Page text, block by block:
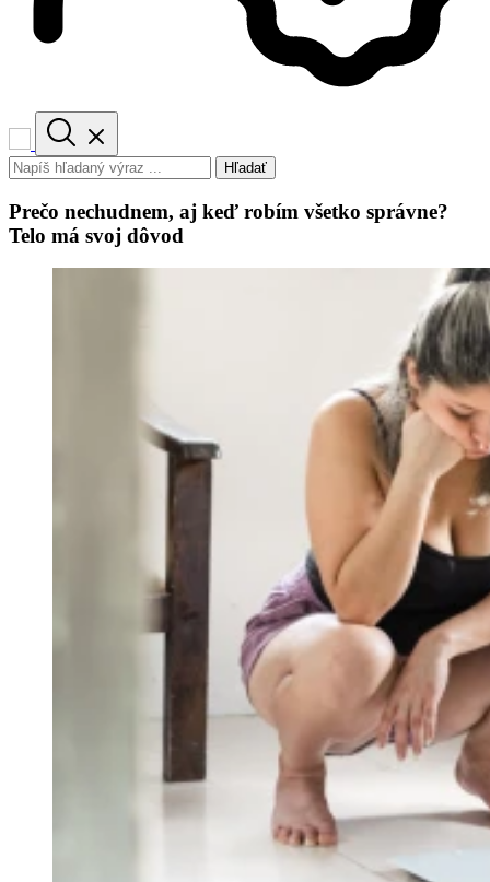
Hľadať
Prečo nechudnem, aj keď robím všetko správne?
Telo má svoj dôvod